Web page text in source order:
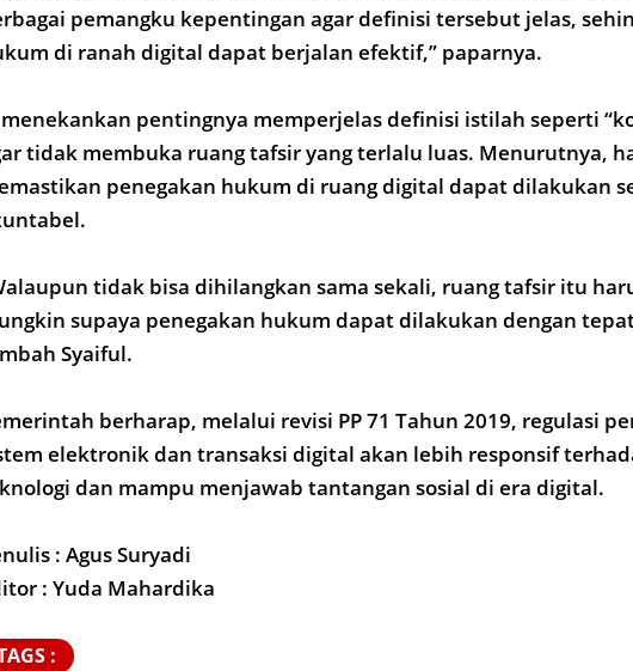
pemangku kepentingan agar definisi tersebut jelas,
di ranah digital dapat berjalan efektif,” paparnya.
pentingnya memperjelas definisi istilah seperti
tidak membuka ruang tafsir yang terlalu luas. Menurutnya,
penegakan hukum di ruang digital dapat dilakukan
tidak bisa dihilangkan sama sekali, ruang tafsir itu
supaya penegakan hukum dapat dilakukan dengan
Syaiful.
berharap, melalui revisi PP 71 Tahun 2019, regulasi
elektronik dan transaksi digital akan lebih responsif
dan mampu menjawab tantangan sosial di era digital.
: Agus Suryadi
: Yuda Mahardika
: